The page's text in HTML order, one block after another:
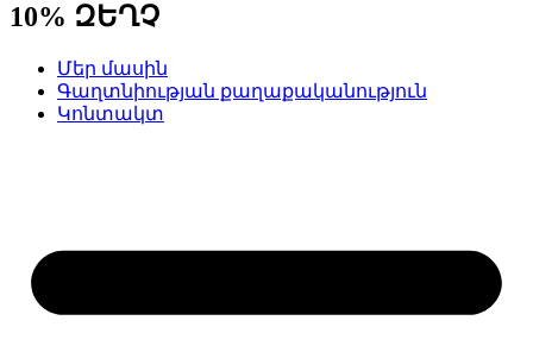
10% ԶԵՂՉ
Մեր մասին
Գաղտնիության քաղաքականություն
Կոնտակտ